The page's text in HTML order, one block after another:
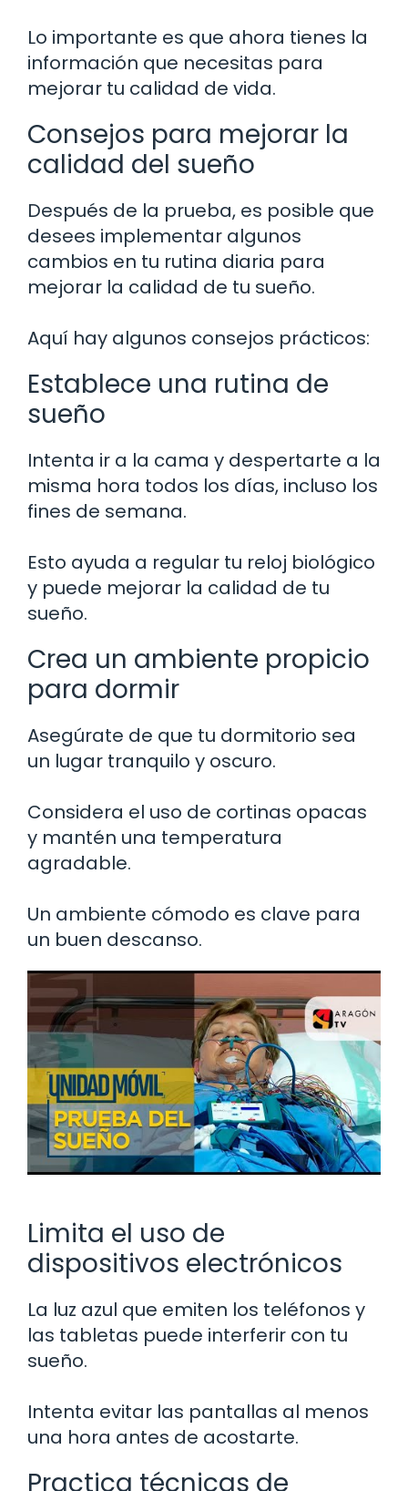
Lo importante es que ahora tienes la
información que necesitas para
mejorar tu calidad de vida.
Consejos para mejorar la
calidad del sueño
Después de la prueba, es posible que
desees implementar algunos
cambios en tu rutina diaria para
mejorar la calidad de tu sueño.
Aquí hay algunos consejos prácticos:
Establece una rutina de
sueño
Intenta ir a la cama y despertarte a la
misma hora todos los días, incluso los
fines de semana.
Esto ayuda a regular tu reloj biológico
y puede mejorar la calidad de tu
sueño.
Crea un ambiente propicio
para dormir
Asegúrate de que tu dormitorio sea
un lugar tranquilo y oscuro.
Considera el uso de cortinas opacas
y mantén una temperatura
agradable.
Un ambiente cómodo es clave para
un buen descanso.
Limita el uso de
dispositivos electrónicos
La luz azul que emiten los teléfonos y
las tabletas puede interferir con tu
sueño.
Intenta evitar las pantallas al menos
una hora antes de acostarte.
Practica técnicas de